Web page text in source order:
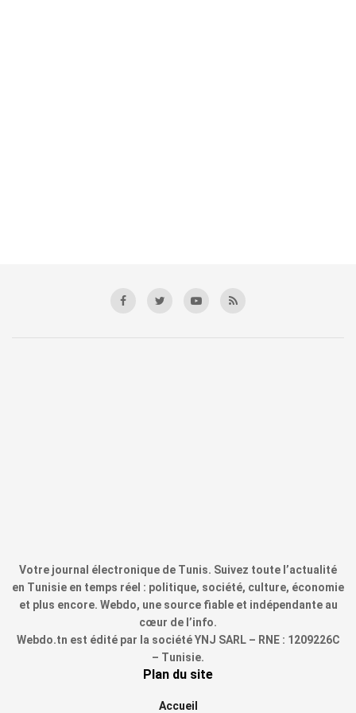
Votre journal électronique de Tunis. Suivez toute l’actualité
en Tunisie en temps réel : politique, société, culture, économie
et plus encore. Webdo, une source fiable et indépendante au
cœur de l’info.
Webdo.tn est édité par la société YNJ SARL – RNE : 1209226C
– Tunisie.
Plan du site
Accueil